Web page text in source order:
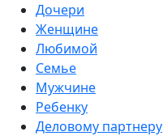
Дочери
Женщине
Любимой
Семье
Мужчине
Ребенку
Деловому партнеру